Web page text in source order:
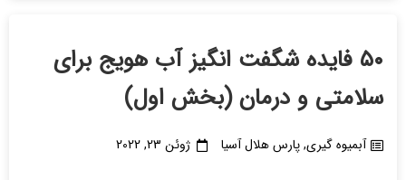
۵۰ فایده شگفت انگیز آب هویج برای
سلامتی و درمان (بخش اول)
آبمیوه گیری,پارس هلال آسیا ژوئن 23, 2022